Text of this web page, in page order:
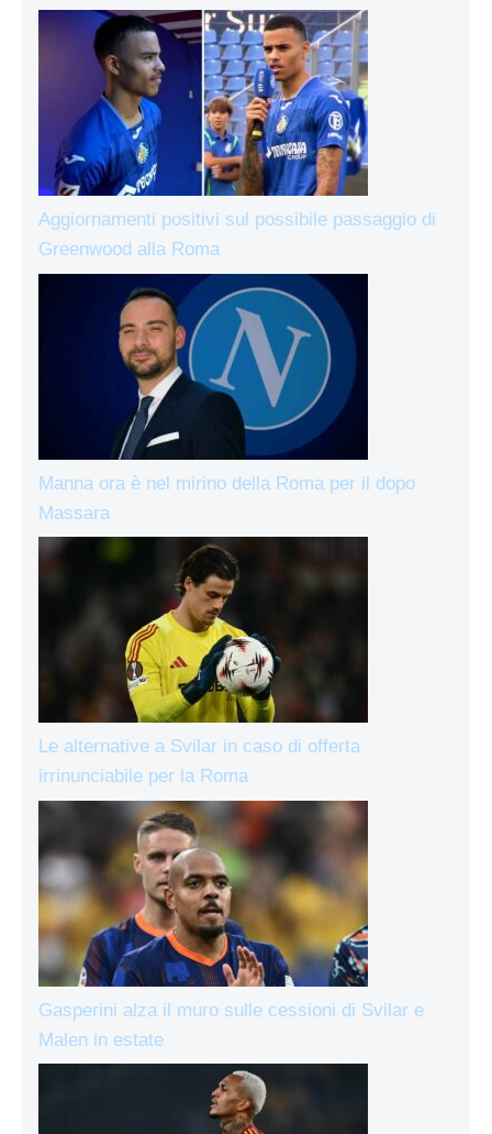
Aggiornamenti positivi sul possibile passaggio di
Greenwood alla Roma
Manna ora è nel mirino della Roma per il dopo
Massara
Le alternative a Svilar in caso di offerta
irrinunciabile per la Roma
Gasperini alza il muro sulle cessioni di Svilar e
Malen in estate